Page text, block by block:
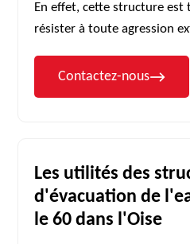
En effet, cette structure est
résister à toute agression
Contactez-nous
Les utilités des
d'évacuation de
le 60 dans l'Oise